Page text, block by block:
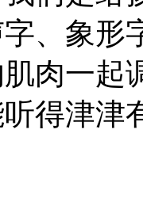
、象形
肉一起
得津津